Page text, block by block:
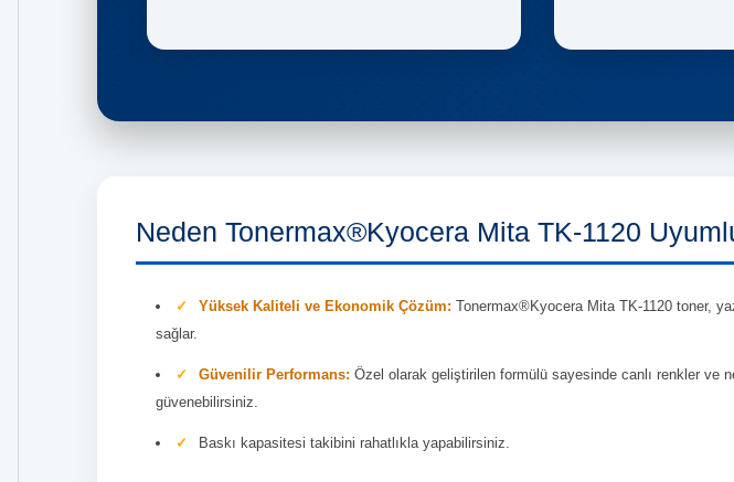
Neden Tonermax®Kyocera Mita TK-1120
Yüksek Kaliteli ve Ekonomik Çözüm: Tonermax®Kyocera Mita TK-1120 toner,
sağlar.
Güvenilir Performans: Özel olarak geliştirilen formülü sayesinde canlı renkler ve
güvenebilirsiniz.
Baskı kapasitesi takibini rahatlıkla yapabilirsiniz.